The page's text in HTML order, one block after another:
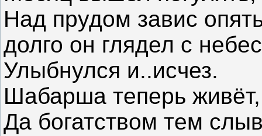
Над прудом завис
долго он глядел с
Улыбнулся и..исчез.
Шабарша теперь живёт,
Да богатством тем